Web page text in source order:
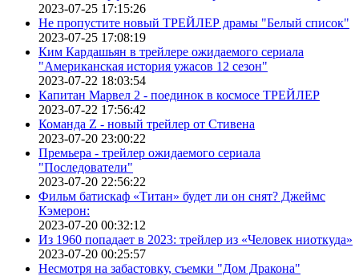
2023-07-25 17:15:26
Не пропустите новый ТРЕЙЛЕР драмы "Белый список"
2023-07-25 17:08:19
Ким Кардашьян в трейлере ожидаемого сериала
"Американская история ужасов 12 сезон"
2023-07-22 18:03:54
Капитан Марвел 2 - поединок в космосе ТРЕЙЛЕР
2023-07-22 17:56:42
Команда Z - новый трейлер от Стивена
2023-07-20 23:00:22
Премьера - трейлер ожидаемого сериала
"Последователи"
2023-07-20 22:56:22
Фильм батискаф «Титан» будет ли он снят? Джеймс
Кэмерон:
2023-07-20 00:32:12
Из 1960 попадает в 2023: трейлер из «Человек ниоткуда»
2023-07-20 00:25:57
Несмотря на забастовку, съемки "Дом Дракона"